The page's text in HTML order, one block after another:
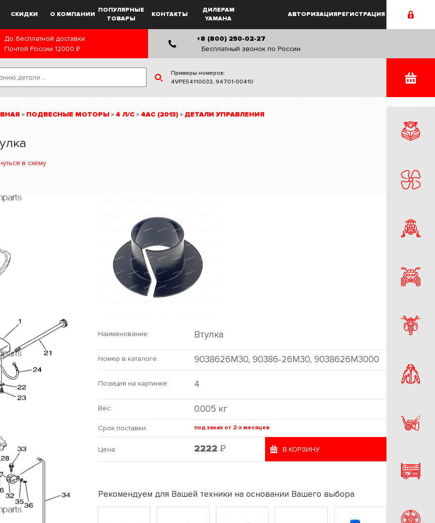
СКИДКИ О КОМПАНИИ
ПОПУЛЯРНЫЕ
ТОВАРЫ
КОНТАКТЫ
ДИЛЕРАМ
YAMAHA
АВТОРИЗАЦИЯРЕГИСТРАЦИЯ
До бесплатной доставки
Почтой России 12000 Р
+8 (800) 250-02-27
Бесплатный звонок по России
Примеры номеров:
4VPE54110033, 94701-00410
> ПОДВЕСНЫЕ МОТОРЫ > 4 Л/С > 4AC (2013) > ДЕТАЛИ УПРАВЛЕНИЯ
в схему
Наименование: Втулка
Номер в каталоге: 9038626M30, 90386-26M30, 9038626M3000
Позиция на картинке: 4
Вес: 0.005 кг
Срок поставки: под заказ от 2-х месяцев
Цена: 2222 Р В КОРЗИНУ
Рекомендуем для Вашей техники на основании Вашего выбора